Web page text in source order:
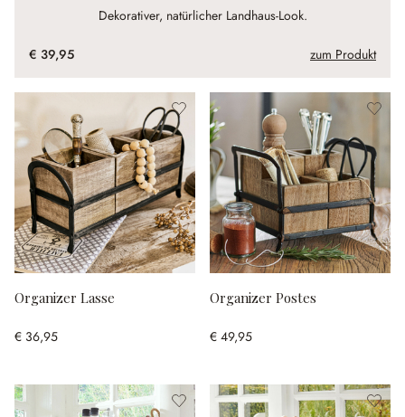
Dekorativer, natürlicher Landhaus-Look.
€ 39,95 zum Produkt
Organizer Lasse
€ 36,95
Organizer Postes
€ 49,95